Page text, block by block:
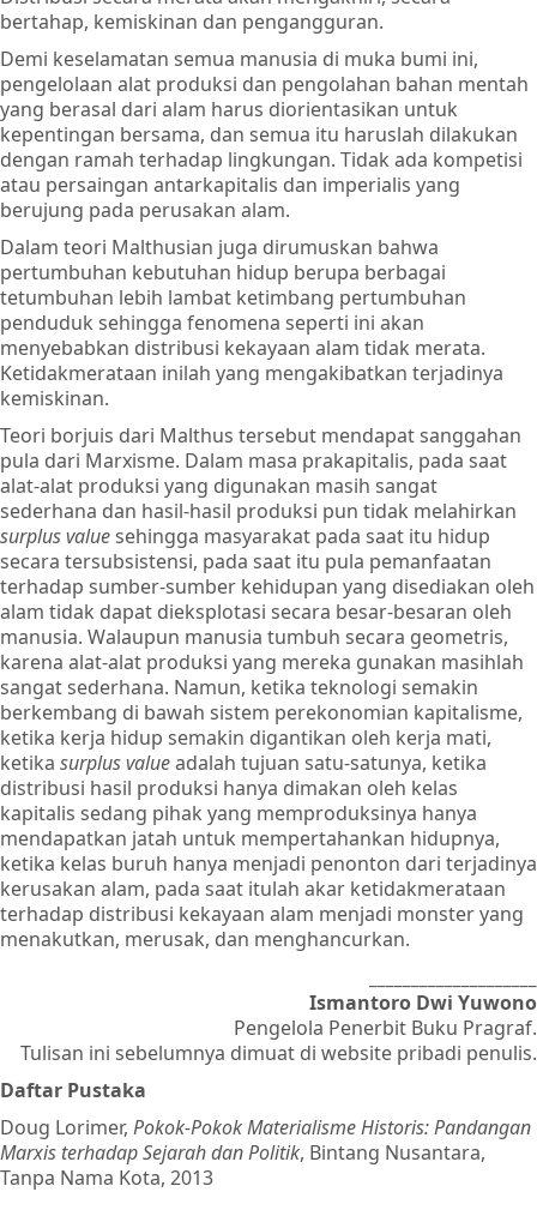
bertahap, kemiskinan dan pengangguran.
Demi keselamatan semua manusia di muka bumi ini,
pengelolaan alat produksi dan pengolahan bahan mentah
yang berasal dari alam harus diorientasikan untuk
kepentingan bersama, dan semua itu haruslah dilakukan
dengan ramah terhadap lingkungan. Tidak ada kompetisi
atau persaingan antarkapitalis dan imperialis yang
berujung pada perusakan alam.
Dalam teori Malthusian juga dirumuskan bahwa
pertumbuhan kebutuhan hidup berupa berbagai
tetumbuhan lebih lambat ketimbang pertumbuhan
penduduk sehingga fenomena seperti ini akan
menyebabkan distribusi kekayaan alam tidak merata.
Ketidakmerataan inilah yang mengakibatkan terjadinya
kemiskinan.
Teori borjuis dari Malthus tersebut mendapat sanggahan
pula dari Marxisme. Dalam masa prakapitalis, pada saat
alat-alat produksi yang digunakan masih sangat
sederhana dan hasil-hasil produksi pun tidak melahirkan
surplus valuesehingga masyarakat pada saat itu hidup
secara tersubsistensi, pada saat itu pula pemanfaatan
terhadap sumber-sumber kehidupan yang disediakan oleh
alam tidak dapat dieksplotasi secara besar-besaran oleh
manusia. Walaupun manusia tumbuh secara geometris,
karena alat-alat produksi yang mereka gunakan masihlah
sangat sederhana. Namun, ketika teknologi semakin
berkembang di bawah sistem perekonomian kapitalisme,
ketika kerja hidup semakin digantikan oleh kerja mati,
ketika surplus valueadalah tujuan satu-satunya, ketika
distribusi hasil produksi hanya dimakan oleh kelas
kapitalis sedang pihak yang memproduksinya hanya
mendapatkan jatah untuk mempertahankan hidupnya,
ketika kelas buruh hanya menjadi penonton dari terjadinya
kerusakan alam, pada saat itulah akar ketidakmerataan
terhadap distribusi kekayaan alam menjadi monster yang
menakutkan, merusak, dan menghancurkan.
Ismantoro Dwi Yuwono
Pengelola Penerbit Buku Pragraf.
Tulisan ini sebelumnya dimuat di website pribadi penulis.
Daftar Pustaka
Doug Lorimer, Pokok-Pokok Materialisme Historis: Pandangan
Marxis terhadap Sejarah dan Politik, Bintang Nusantara,
Tanpa Nama Kota, 2013